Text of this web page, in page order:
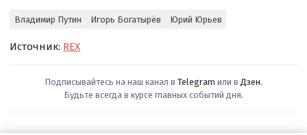
Владимир Путин Игорь Богатырёв Юрий Юрьев
Источник: REX
Подписывайтесь на наш канал в Telegram или в Дзен.
Будьте всегда в курсе главных событий дня.